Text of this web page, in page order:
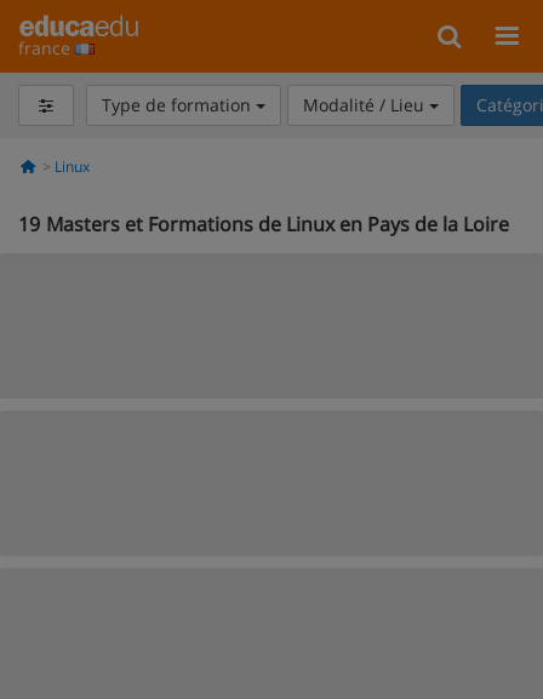
france
Type de formation Modalité / Lieu
Linux
19 Masters et Formations de Linux en Pays de la Loire